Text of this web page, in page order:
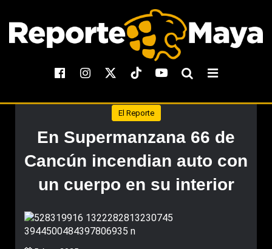
El Reporte
En Supermanzana 66 de
Cancún incendian auto con
un cuerpo en su interior